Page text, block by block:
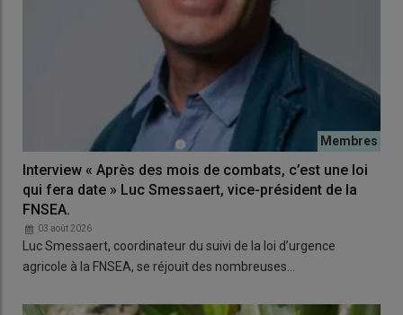
Interview « Après des mois de combats, c’est une loi
qui fera date » Luc Smessaert, vice-président de la
FNSEA.
03 août 2026
Luc Smessaert, coordinateur du suivi de la loi d’urgence
agricole à la FNSEA, se réjouit des nombreuses…